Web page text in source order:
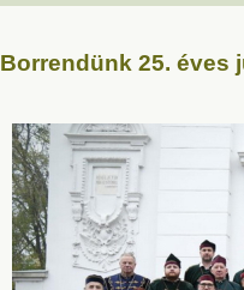
Borrendünk 25. éves